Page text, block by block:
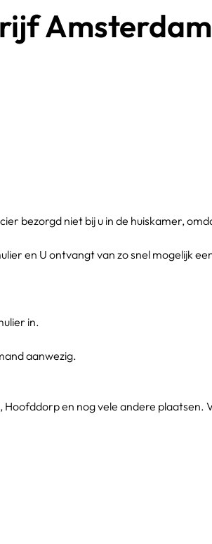
bezorgd niet bij u in de huiskamer,
en U ontvangt van zo snel mogelijk
in.
aanwezig.
en nog vele andere plaatsen.